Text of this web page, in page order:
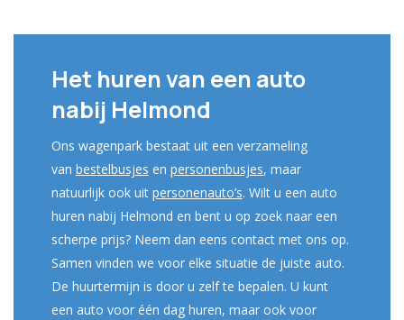
Het huren van een auto
nabij Helmond
Ons wagenpark bestaat uit een verzameling
van bestelbusjes en personenbusjes, maar
natuurlijk ook uit personenauto’s. Wilt u een auto
huren nabij Helmond en bent u op zoek naar een
scherpe prijs? Neem dan eens contact met ons op.
Samen vinden we voor elke situatie de juiste auto.
De huurtermijn is door u zelf te bepalen. U kunt
een auto voor één dag huren, maar ook voor